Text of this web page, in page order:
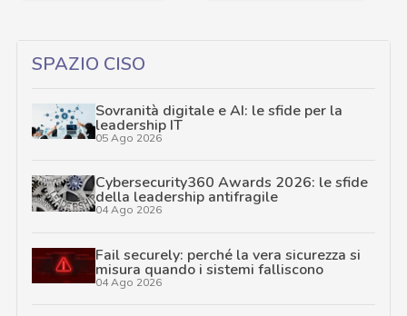
SPAZIO CISO
Sovranità digitale e AI: le sfide per la
leadership IT
05 Ago 2026
Cybersecurity360 Awards 2026: le sfide
della leadership antifragile
04 Ago 2026
Fail securely: perché la vera sicurezza si
misura quando i sistemi falliscono
04 Ago 2026